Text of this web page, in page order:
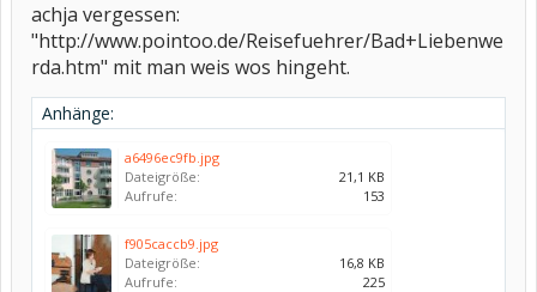
achja vergessen:
"http://www.pointoo.de/Reisefuehrer/Bad+Liebenwe
rda.htm" mit man weis wos hingeht.
Anhänge:
a6496ec9fb.jpg
Dateigröße:
21,1 KB
Aufrufe:
153
f905caccb9.jpg
Dateigröße:
16,8 KB
Aufrufe:
225